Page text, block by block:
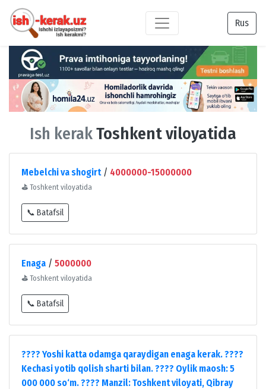
Rus
Ish kerakToshkent viloyatida
Mebelchi va shogirt/ 4000000-15000000
⛳ Toshkent viloyatida
📞 Batafsil
Enaga / 5000000
⛳ Toshkent viloyatida
📞 Batafsil
???? Yoshi katta odamga qaraydigan enaga kerak. ????
Kechasi yotib qolish sharti bilan. ???? Oylik maosh: 5
000 000 so‘m. ???? Manzil: Toshkent viloyati, Qibray